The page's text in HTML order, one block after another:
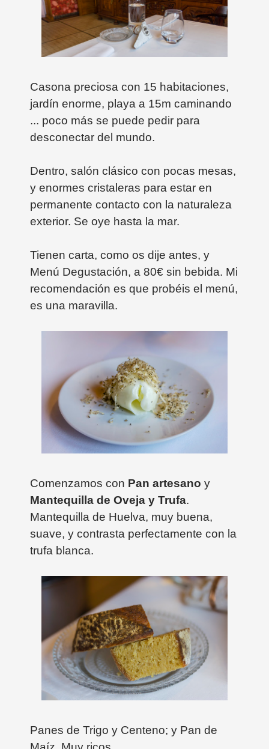
Casona preciosa con 15 habitaciones,
jardín enorme, playa a 15m caminando
... poco más se puede pedir para
desconectar del mundo.
Dentro, salón clásico con pocas mesas,
y enormes cristaleras para estar en
permanente contacto con la naturaleza
exterior. Se oye hasta la mar.
Tienen carta, como os dije antes, y
Menú Degustación, a 80€ sin bebida. Mi
recomendación es que probéis el menú,
es una maravilla.
Comenzamos con Pan artesano y
Mantequilla de Oveja y Trufa.
Mantequilla de Huelva, muy buena,
suave, y contrasta perfectamente con la
trufa blanca.
Panes de Trigo y Centeno; y Pan de